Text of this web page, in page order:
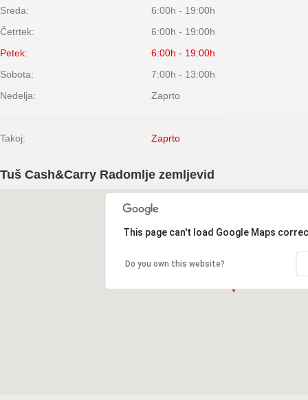
Sreda:
6:00h - 19:00h
Četrtek:
6:00h - 19:00h
Petek:
6:00h - 19:00h
Sobota:
7:00h - 13:00h
Nedelja:
Zaprto
Takoj: Zaprto
Tuš Cash&Carry Radomlje zemljevid
This page can't load Google Maps
Do you own this website?